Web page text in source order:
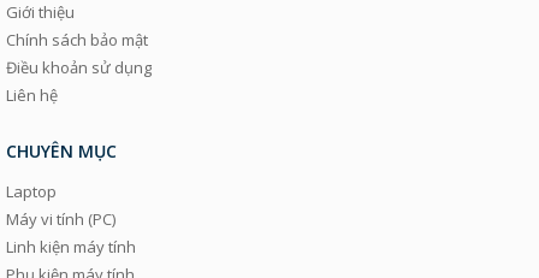
Giới thiệu
Chính sách bảo mật
Điều khoản sử dụng
Liên hệ
CHUYÊN MỤC
Laptop
Máy vi tính (PC)
Linh kiện máy tính